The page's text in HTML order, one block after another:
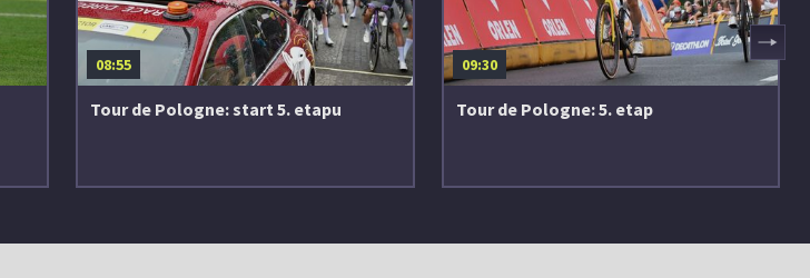
08:55
Tour de Pologne: start 5. etapu
09:30
Tour de Pologne: 5. etap
▶